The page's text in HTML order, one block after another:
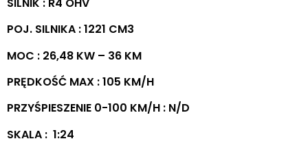
POJ. SILNIKA : 1221 CM3
MOC : 26,48 KW – 36 KM
PRĘDKOŚĆ MAX : 105 KM/H
PRZYŚPIESZENIE 0-100 KM/H : N/D
SKALA : 1:24